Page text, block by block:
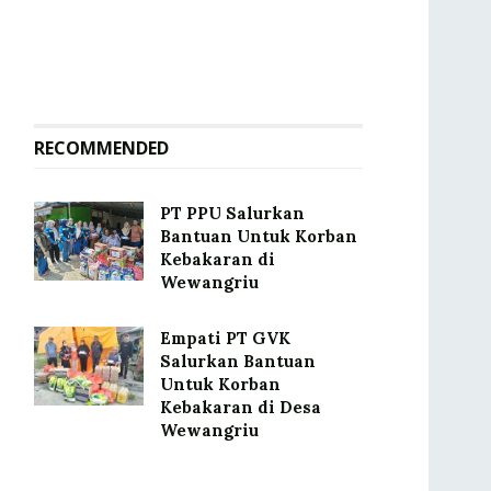
RECOMMENDED
PT PPU Salurkan
Bantuan Untuk Korban
Kebakaran di
Wewangriu
Empati PT GVK
Salurkan Bantuan
Untuk Korban
Kebakaran di Desa
Wewangriu